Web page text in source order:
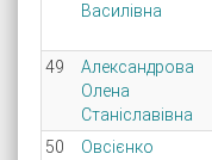
Василівна
49
Александрова
Олена
Станіславівна
50
Овсієнко